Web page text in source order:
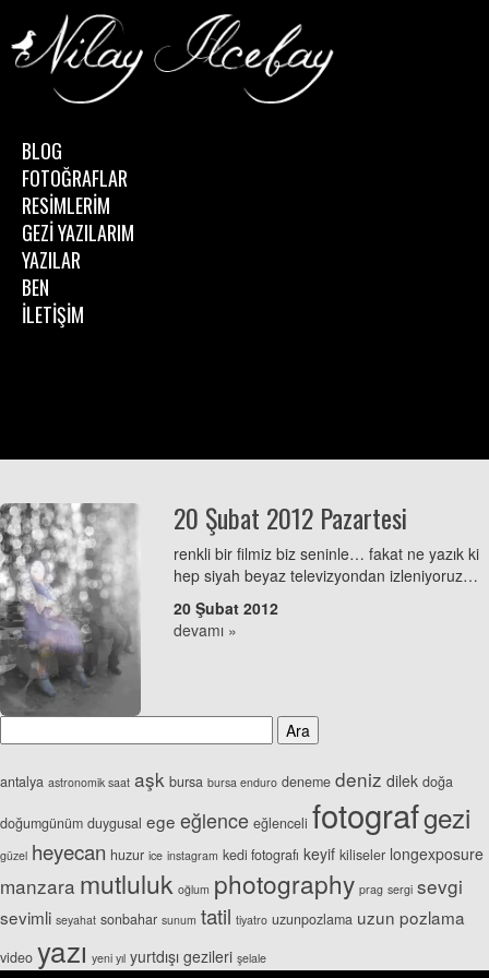
BLOG
FOTOĞRAFLAR
RESİMLERİM
GEZİ YAZILARIM
YAZILAR
BEN
İLETİŞİM
20 Şubat 2012 Pazartesi
renkli bir filmiz biz seninle… fakat ne yazık ki
hep siyah beyaz televizyondan izleniyoruz…
20 Şubat 2012
devamı »
antalya astronomik saat aşk bursa bursa enduro deneme deniz dilek doğa
doğumgünüm duygusal ege eğlence eğlenceli fotografgezi
güzel heyecan huzur ice instagram kedi fotografı keyif kiliseler longexposure
manzara mutluluk oğlum photography prag sergi sevgi
sevimli seyahat sonbahar sunum tatil tiyatro uzunpozlama uzun pozlama
video yazı yeni yıl yurtdışı gezileri şelale